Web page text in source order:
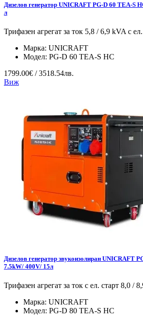
Дизелов генератор UNICRAFT PG-D 60 TEA-S
л
Трифазен агрегат за ток 5,8 / 6,9 kVA с
Марка: UNICRAFT
Модел: PG-D 60 TEA-S HC
1799.00€ / 3518.54лв.
Виж
Дизелов генератор звукоизолиран UNICRAFT
7.5kW/ 400V/ 15л
Трифазен агрегат за ток с ел. старт 8,0 /
Марка: UNICRAFT
Модел: PG-D 80 TEA-S HC